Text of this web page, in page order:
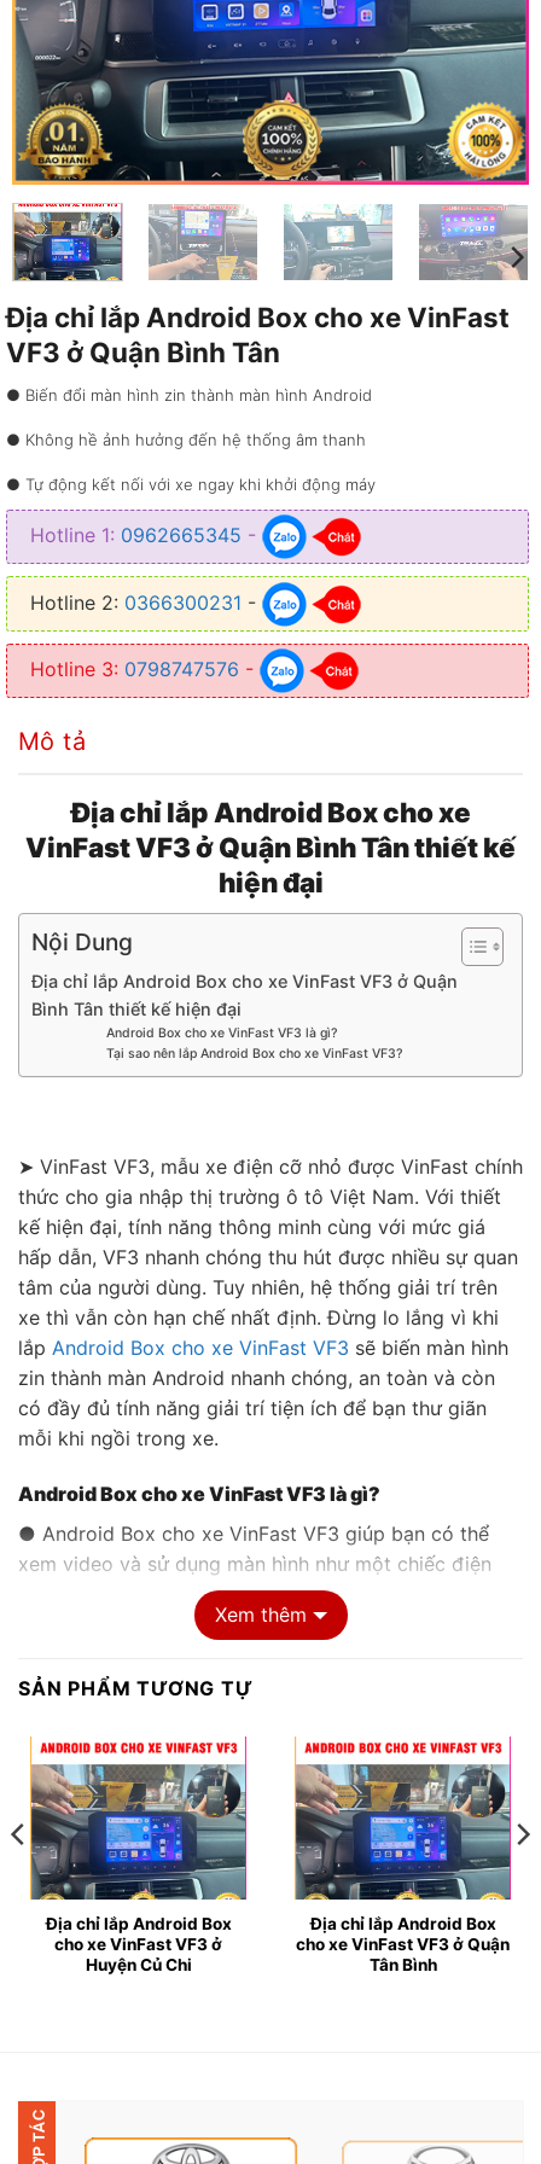
Địa chỉ lắp Android Box cho xe VinFast
VF3 ở Quận Bình Tân
● Biến đổi màn hình zin thành màn hình Android
● Không hề ảnh hưởng đến hệ thống âm thanh
● Tự động kết nối với xe ngay khi khởi động máy
● Kết nối Internet 4G và truy cập kho ứng dụng đa dạng
● Sử dụng linh hoạt trên cả 2 hệ điều hành
● Điều khiển bằng giọng nói thông qua nút bấm trên vô lăng
Hotline 1: 0962665345 -
Hotline 2: 0366300231 -
Hotline 3: 0798747576 -
Mô tả
Địa chỉ lắp Android Box cho xe
VinFast VF3 ở Quận Bình Tân thiết kế
hiện đại
Nội Dung
Địa chỉ lắp Android Box cho xe VinFast VF3 ở Quận
Bình Tân thiết kế hiện đại
Android Box cho xe VinFast VF3 là gì?
Tại sao nên lắp Android Box cho xe VinFast VF3?
➤ VinFast VF3, mẫu xe điện cỡ nhỏ được VinFast chính
thức cho gia nhập thị trường ô tô Việt Nam. Với thiết
kế hiện đại, tính năng thông minh cùng với mức giá
hấp dẫn, VF3 nhanh chóng thu hút được nhiều sự quan
tâm của người dùng. Tuy nhiên, hệ thống giải trí trên
xe thì vẫn còn hạn chế nhất định. Đừng lo lắng vì khi
lắp Android Box cho xe VinFast VF3 sẽ biến màn hình
zin thành màn Android nhanh chóng, an toàn và còn
có đầy đủ tính năng giải trí tiện ích để bạn thư giãn
mỗi khi ngồi trong xe.
Android Box cho xe VinFast VF3 là gì?
● Android Box cho xe VinFast VF3 giúp bạn có thể
xem video và sử dụng màn hình như một chiếc điện
thoại Android ngay cả khi xe đang di chuyển.
đổi màn hình zin của xe VinFast VF3 thành màn hình
vời như xem Youtube, lướt web, nghe nhạc trực tuyến,
Facebook, tra cứu đường đi trên Google Maps,
Vietmap,…cùng nhiều tiện ích hỗ trợ lái xe an toàn
khác.
● Đặc biệt, thiết bị này còn không hề ảnh hưởng đến
hệ thống âm thanh, màn hình nguyên bản của xe.
Xem thêm
SẢN PHẨM TƯƠNG TỰ
Địa chỉ lắp Android Box
cho xe VinFast VF3 ở
Huyện Củ Chi
Địa chỉ lắp Android Box
cho xe VinFast VF3 ở Quận
Tân Bình